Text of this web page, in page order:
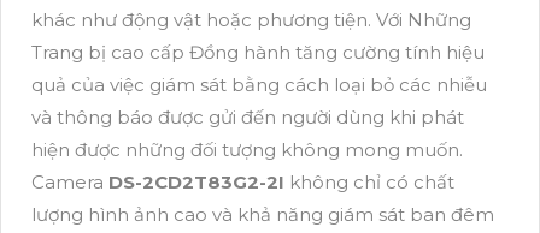
khác như động vật hoặc phương tiện. Với Những
Trang bị cao cấp Đồng hành tăng cường tính hiệu
quả của việc giám sát bằng cách loại bỏ các nhiễu
và thông báo được gửi đến người dùng khi phát
hiện được những đối tượng không mong muốn.
Camera DS-2CD2T83G2-2I không chỉ có chất
lượng hình ảnh cao và khả năng giám sát ban đêm